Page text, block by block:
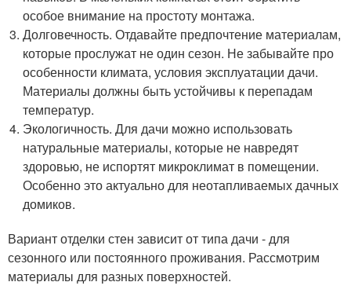
особое внимание на простоту монтажа.
Долговечность. Отдавайте предпочтение материалам,
которые прослужат не один сезон. Не забывайте про
особенности климата, условия эксплуатации дачи.
Материалы должны быть устойчивы к перепадам
температур.
Экологичность. Для дачи можно использовать
натуральные материалы, которые не навредят
здоровью, не испортят микроклимат в помещении.
Особенно это актуально для неотапливаемых дачных
домиков.
Вариант отделки стен зависит от типа дачи - для
сезонного или постоянного проживания. Рассмотрим
материалы для разных поверхностей.